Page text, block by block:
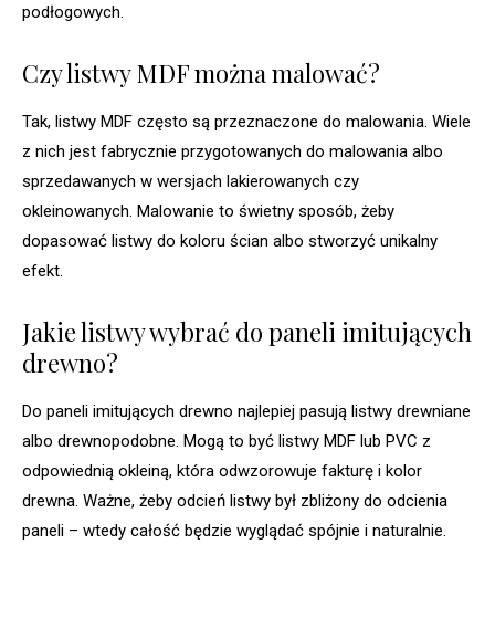
podłogowych.
Czy listwy MDF można malować?
Tak, listwy MDF często są przeznaczone do malowania. Wiele
z nich jest fabrycznie przygotowanych do malowania albo
sprzedawanych w wersjach lakierowanych czy
okleinowanych. Malowanie to świetny sposób, żeby
dopasować listwy do koloru ścian albo stworzyć unikalny
efekt.
Jakie listwy wybrać do paneli imitujących
drewno?
Do paneli imitujących drewno najlepiej pasują listwy drewniane
albo drewnopodobne. Mogą to być listwy MDF lub PVC z
odpowiednią okleiną, która odwzorowuje fakturę i kolor
drewna. Ważne, żeby odcień listwy był zbliżony do odcienia
paneli – wtedy całość będzie wyglądać spójnie i naturalnie.